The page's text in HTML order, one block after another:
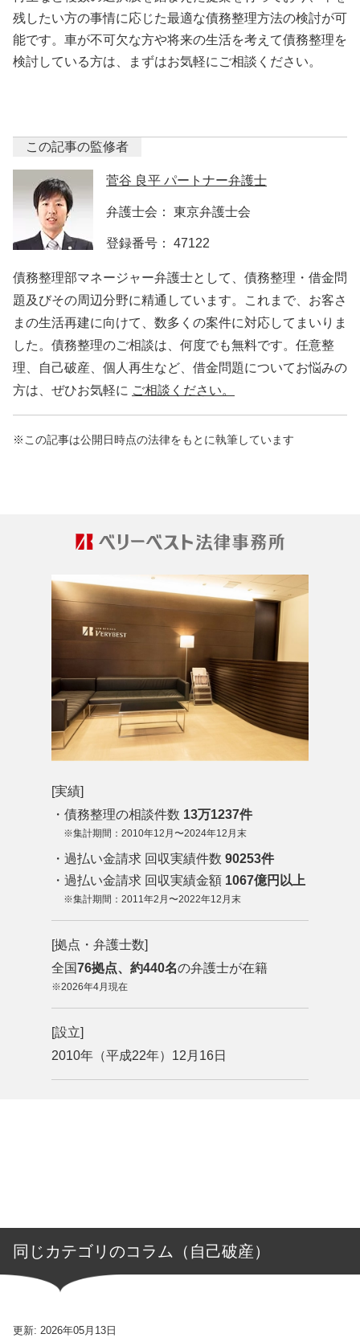
残したい方の事情に応じた最適な債務整理方法の検討が可
能です。車が不可欠な方や将来の生活を考えて債務整理を
検討している方は、まずはお気軽にご相談ください。
この記事の監修者
菅谷 良平 パートナー弁護士
弁護士会： 東京弁護士会
登録番号： 47122
債務整理部マネージャー弁護士として、債務整理・借金問
題及びその周辺分野に精通しています。これまで、お客さ
まの生活再建に向けて、数多くの案件に対応してまいりま
した。債務整理のご相談は、何度でも無料です。任意整
理、自己破産、個人再生など、借金問題についてお悩みの
方は、ぜひお気軽に ご相談ください。
この記事は公開日時点の法律をもとに執筆しています
[実績]
・債務整理の相談件数 13万1237件
※集計期間：2010年12⽉〜2024年12⽉末
・過払い金請求 回収実績件数 90253件
・過払い金請求 回収実績金額 1067億円以上
※集計期間：2011年2⽉〜2022年12⽉末
[拠点・弁護士数]
全国76拠点、約440名の弁護士が在籍
※2026年4月現在
[設立]
2010年（平成22年）12月16日
同じカテゴリのコラム（自己破産）
更新: 2026年05月13日